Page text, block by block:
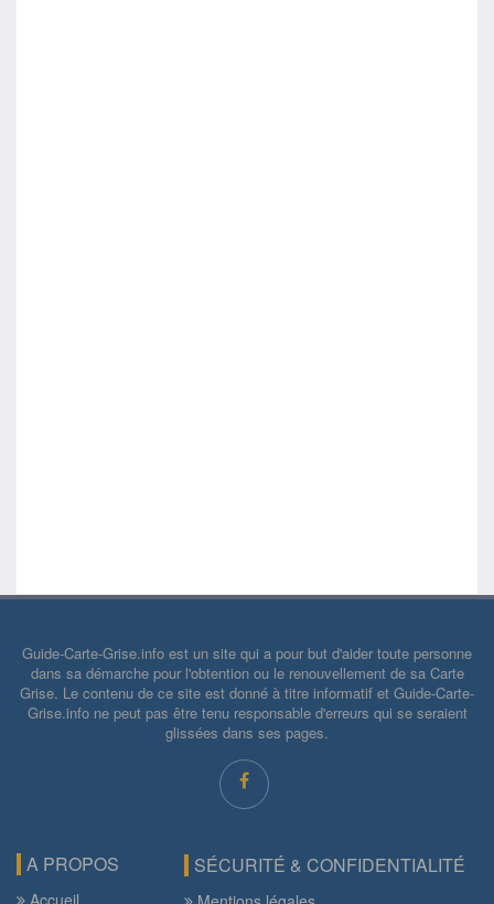
Guide-Carte-Grise.info est un site qui a pour but d'aider toute personne
dans sa démarche pour l'obtention ou le renouvellement de sa Carte
Grise. Le contenu de ce site est donné à titre informatif et Guide-Carte-
Grise.info ne peut pas être tenu responsable d'erreurs qui se seraient
glissées dans ses pages.
A PROPOS SÉCURITÉ & CONFIDENTIALITÉ